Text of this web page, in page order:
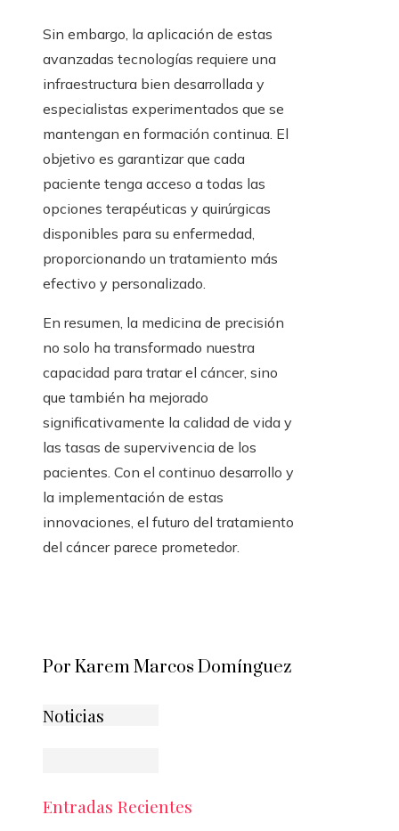
Sin embargo, la aplicación de estas
avanzadas tecnologías requiere una
infraestructura bien desarrollada y
especialistas experimentados que se
mantengan en formación continua. El
objetivo es garantizar que cada
paciente tenga acceso a todas las
opciones terapéuticas y quirúrgicas
disponibles para su enfermedad,
proporcionando un tratamiento más
efectivo y personalizado.
En resumen, la medicina de precisión
no solo ha transformado nuestra
capacidad para tratar el cáncer, sino
que también ha mejorado
significativamente la calidad de vida y
las tasas de supervivencia de los
pacientes. Con el continuo desarrollo y
la implementación de estas
innovaciones, el futuro del tratamiento
del cáncer parece prometedor.
Por Karem Marcos Domínguez
Noticias
Entradas Recientes